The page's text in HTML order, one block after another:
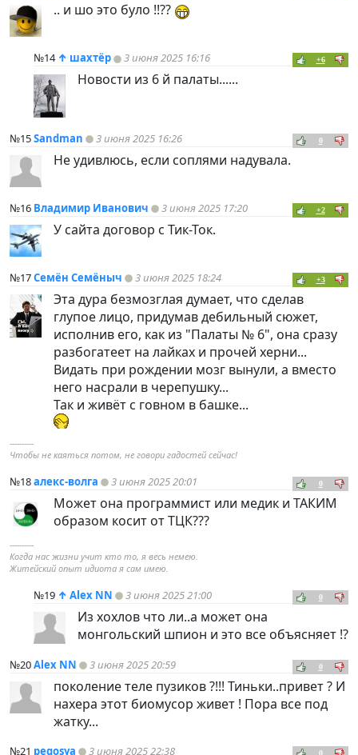
.. и шо это було !!??
№14 ↑ шахтёр 3 июня 2025 16:16 +6
Новости из 6 й палаты......
№15Sandman 3 июня 2025 16:26 0
Не удивлюсь, если соплями надувала.
№16 Владимир Иванович 3 июня 2025 17:20 +2
У сайта договор с Тик-Ток.
№17Семён Семёныч 3 июня 2025 18:24 +3
Эта дура безмозглая думает, что сделав
глупое лицо, придумав дебильный сюжет,
исполнив его, как из "Палаты № 6", она сразу
разбогатеет на лайках и прочей херни...
Видать при рождении мозг вынули, а вместо
него насрали в черепушку...
Так и живёт с говном в башке...
----------
Чтобы не каяться потом, не говори гадостей сейчас!
№18алекс-волга 3 июня 2025 20:01 0
Может она программист или медик и ТАКИМ
образом косит от ТЦК???
----------
Когда нас жизни учит кто то, я весь немею.
Житейский опыт идиота я сам имею.
№19 ↑ Alex NN 3 июня 2025 21:00 0
Из хохлов что ли..а может она
монгольский шпион и это все объясняет !?
№20Alex NN 3 июня 2025 20:59 0
поколение теле пузиков ?!!! Тиньки..привет ? И
нахера этот биомусор живет ! Пора все под
жатку...
№21 pegosya 3 июня 2025 22:38 0